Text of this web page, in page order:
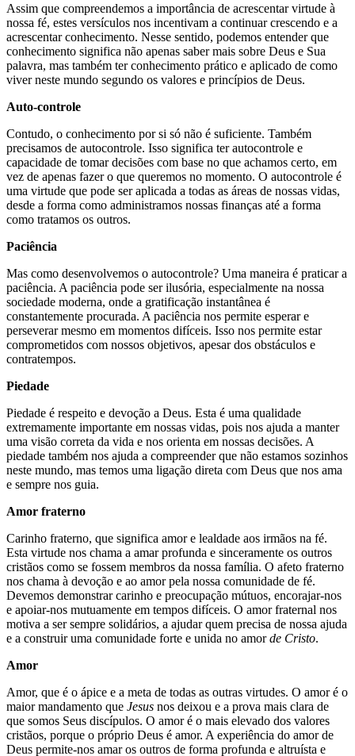
Assim que compreendemos a importância de acrescentar virtude à
nossa fé, estes versículos nos incentivam a continuar crescendo e a
acrescentar conhecimento. Nesse sentido, podemos entender que
conhecimento significa não apenas saber mais sobre Deus e Sua
palavra, mas também ter conhecimento prático e aplicado de como
viver neste mundo segundo os valores e princípios de Deus.
Auto-controle
Contudo, o conhecimento por si só não é suficiente. Também
precisamos de autocontrole. Isso significa ter autocontrole e
capacidade de tomar decisões com base no que achamos certo, em
vez de apenas fazer o que queremos no momento. O autocontrole é
uma virtude que pode ser aplicada a todas as áreas de nossas vidas,
desde a forma como administramos nossas finanças até a forma
como tratamos os outros.
Paciência
Mas como desenvolvemos o autocontrole? Uma maneira é praticar a
paciência. A paciência pode ser ilusória, especialmente na nossa
sociedade moderna, onde a gratificação instantânea é
constantemente procurada. A paciência nos permite esperar e
perseverar mesmo em momentos difíceis. Isso nos permite estar
comprometidos com nossos objetivos, apesar dos obstáculos e
contratempos.
Piedade
Piedade é respeito e devoção a Deus. Esta é uma qualidade
extremamente importante em nossas vidas, pois nos ajuda a manter
uma visão correta da vida e nos orienta em nossas decisões. A
piedade também nos ajuda a compreender que não estamos sozinhos
neste mundo, mas temos uma ligação direta com Deus que nos ama
e sempre nos guia.
Amor fraterno
Carinho fraterno, que significa amor e lealdade aos irmãos na fé.
Esta virtude nos chama a amar profunda e sinceramente os outros
cristãos como se fossem membros da nossa família. O afeto fraterno
nos chama à devoção e ao amor pela nossa comunidade de fé.
Devemos demonstrar carinho e preocupação mútuos, encorajar-nos
e apoiar-nos mutuamente em tempos difíceis. O amor fraternal nos
motiva a ser sempre solidários, a ajudar quem precisa de nossa ajuda
e a construir uma comunidade forte e unida no amorde Cristo.
Amor
Amor, que é o ápice e a meta de todas as outras virtudes. O amor é o
maior mandamento que Jesus nos deixou e a prova mais clara de
que somos Seus discípulos. O amor é o mais elevado dos valores
cristãos, porque o próprio Deus é amor. A experiência do amor de
Deus permite-nos amar os outros de forma profunda e altruísta e